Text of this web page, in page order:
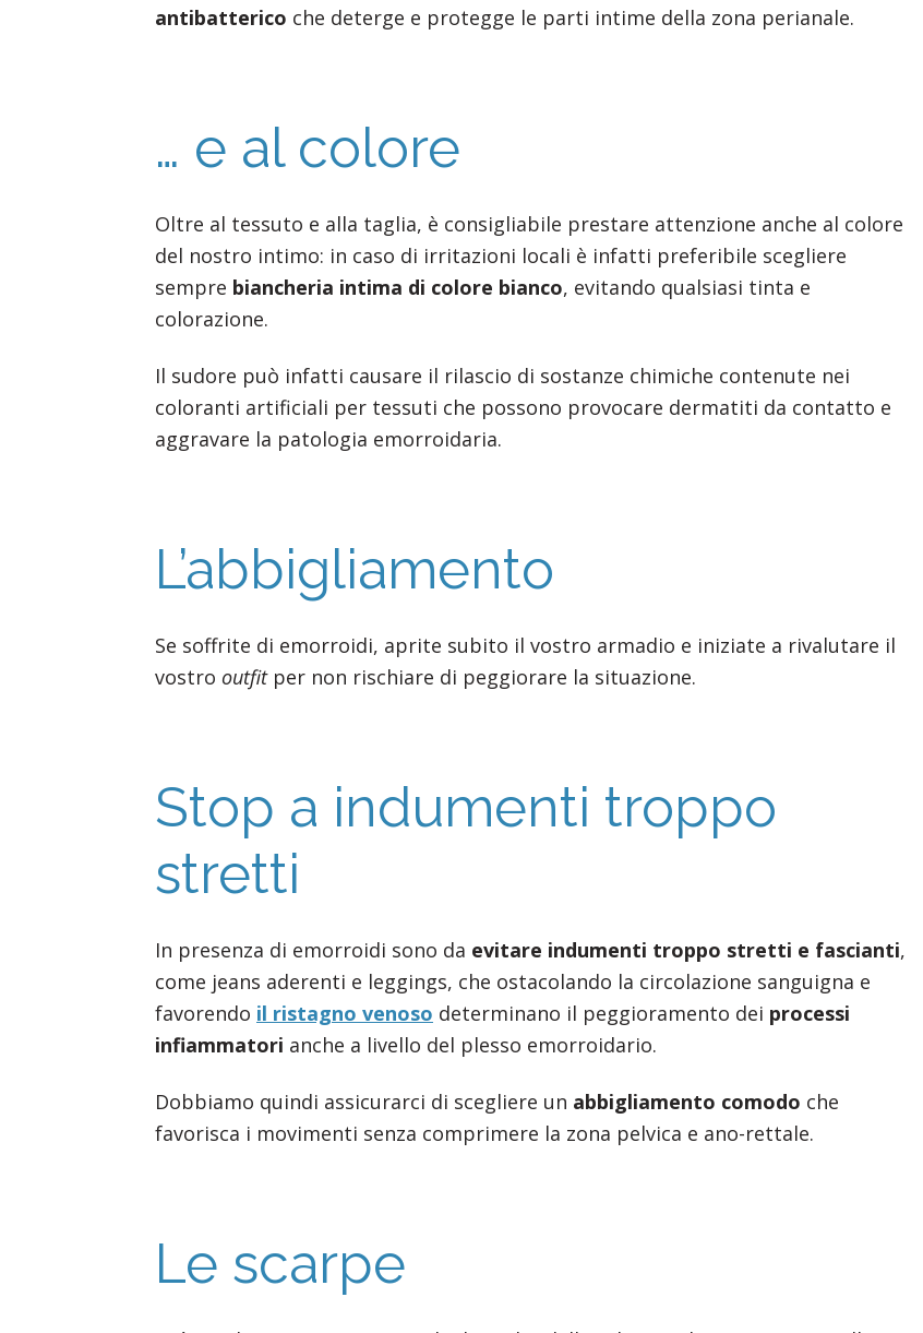
antibatterico che deterge e protegge le parti intime della zona perianale.
… e al colore
Oltre al tessuto e alla taglia, è consigliabile prestare attenzione anche al colore
del nostro intimo: in caso di irritazioni locali è infatti preferibile scegliere
sempre biancheria intima di colore bianco, evitando qualsiasi tinta e
colorazione.
Il sudore può infatti causare il rilascio di sostanze chimiche contenute nei
coloranti artificiali per tessuti che possono provocare dermatiti da contatto e
aggravare la patologia emorroidaria.
L’abbigliamento
Se soffrite di emorroidi, aprite subito il vostro armadio e iniziate a rivalutare il
vostro outfitper non rischiare di peggiorare la situazione.
Stop a indumenti troppo
stretti
In presenza di emorroidi sono da evitare indumenti troppo stretti e fascianti,
come jeans aderenti e leggings, che ostacolando la circolazione sanguigna e
favorendo il ristagno venoso determinano il peggioramento dei processi
infiammatori anche a livello del plesso emorroidario.
Dobbiamo quindi assicurarci di scegliere un abbigliamento comodo che
favorisca i movimenti senza comprimere la zona pelvica e ano-rettale.
Le scarpe